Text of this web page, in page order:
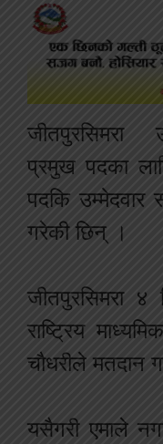
जीतपुरसिमरा
प्रमुख पदका
पदकि उम्मेदवार
गरेकी छिन् ।
जीतपुरसिमरा
राष्ट्रिय
चौधरीले मतदान
यसैगरी एमाले